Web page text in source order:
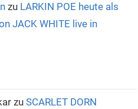
zu LARKIN POE heute als
JACK WHITE live in
zu SCARLET DORN